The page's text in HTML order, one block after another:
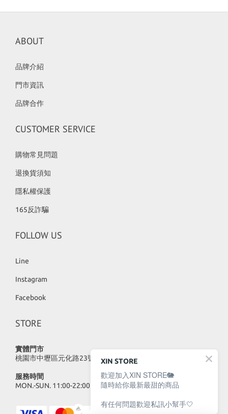
ABOUT
品牌介紹
門市資訊
品牌合作
CUSTOMER SERVICE
購物常見問題
退換貨須知
隱私權保護
165反詐騙
FOLLOW US
Line
Instagram
Facebook
STORE
實體門市
桃園市中壢區元化路23號
服務時間
MON.-SUN. 11:00-22:00
XIN STORE
歡迎加入XIN STORE🐘
隨時給你最新最甜的商品
有任何問題歡迎私訊小幫手🤍